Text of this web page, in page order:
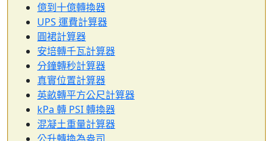
億到十億轉換器
UPS 運費計算器
圓裙計算器
安培轉千瓦計算器
分鐘轉秒計算器
真實位置計算器
英畝轉平方公尺計算器
kPa 轉 PSI 轉換器
混凝土重量計算器